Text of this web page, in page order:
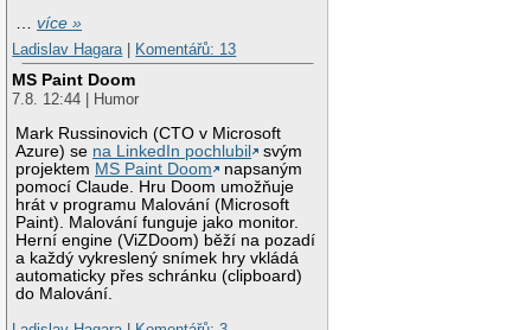
…více »
Ladislav Hagara
Komentářů: 13
MS Paint Doom
7.8. 12:44 | Humor
Mark Russinovich (CTO v Microsoft
Azure) se na LinkedIn pochlubil
svým
projektem MS Paint Doom
napsaným
pomocí Claude. Hru Doom umožňuje
hrát v programu Malování (Microsoft
Paint). Malování funguje jako monitor.
Herní engine (ViZDoom) běží na pozadí
a každý vykreslený snímek hry vkládá
automaticky přes schránku (clipboard)
do Malování.